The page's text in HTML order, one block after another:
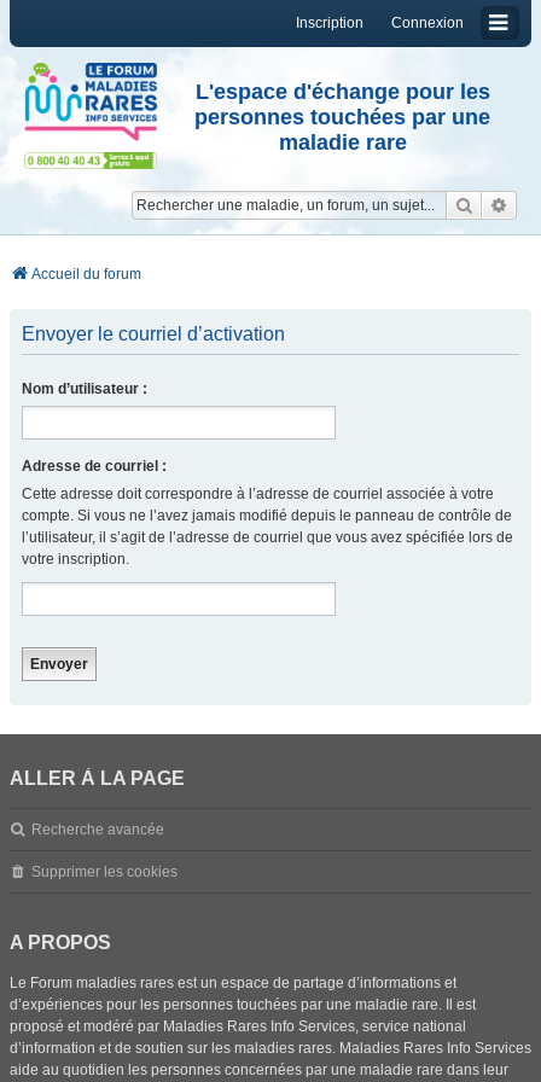
Connexion
Inscription
L'espace d'échange pour les
personnes touchées par une
maladie rare
Accueil du forum
Envoyer le courriel d’activation
Nom d’utilisateur :
Adresse de courriel :
Cette adresse doit correspondre à l’adresse de courriel associée à votre
compte. Si vous ne l’avez jamais modifié depuis le panneau de contrôle de
l’utilisateur, il s’agit de l’adresse de courriel que vous avez spécifiée lors de
votre inscription.
ALLER À LA PAGE
Recherche avancée
Supprimer les cookies
A PROPOS
Le Forum maladies rares est un espace de partage d’informations et
d’expériences pour les personnes touchées par une maladie rare. Il est
proposé et modéré par Maladies Rares Info Services, service national
d’information et de soutien sur les maladies rares. Maladies Rares Info Services
aide au quotidien les personnes concernées par une maladie rare dans leur